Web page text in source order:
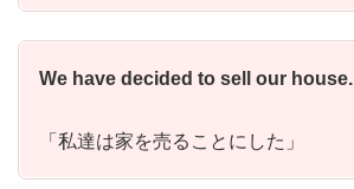
We have decided to sell our house.
「私達は家を売ることにした」